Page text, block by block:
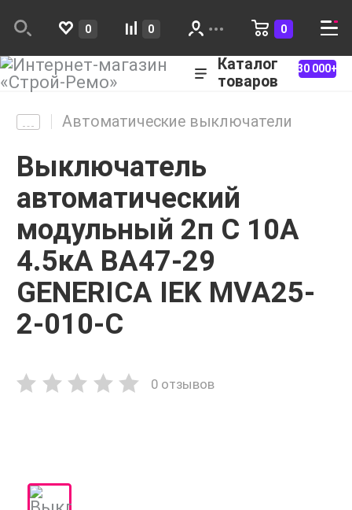
0 0 0
Каталог
товаров
30 000+
Автоматические выключатели
Выключатель
автоматический
модульный 2п C 10А
4.5кА ВА47-29
GENERICA IEK MVA25-
2-010-C
0 отзывов